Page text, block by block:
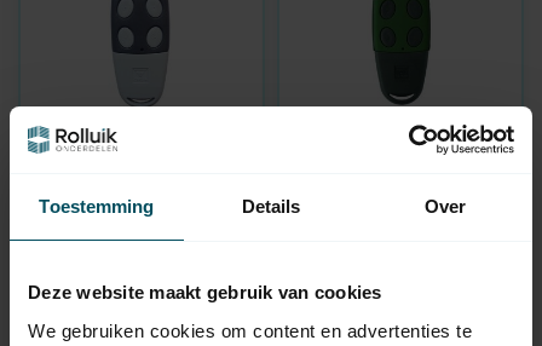
Toestemming Details Over
Deze website maakt gebruik van cookies
We gebruiken cookies om content en advertenties te
TXC486400 Émetteur
70,95
TXQ4494P0 Émetteur
64,95